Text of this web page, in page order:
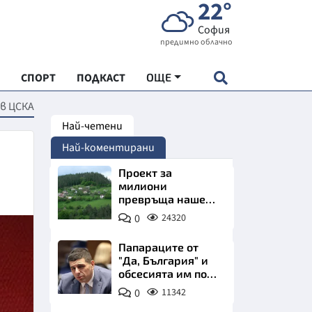
22°
София
предимно облачно
СПОРТ ПОДКАСТ ОЩЕ
"ЧУДЕСАТА НА БЪЛГАРИЯ"
ХРАНА
ЦСКА
Най-четени
Най-коментирани
Проект за
милиони
превръща наше
село в магнит за
туристи
0 24320
Папараците от
"Да, България" и
обсесията им по
Пеевски
0 11342